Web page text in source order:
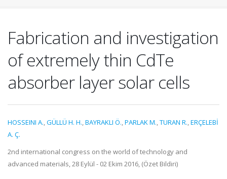
Fabrication and investigation
of extremely thin CdTe
absorber layer solar cells
HOSSEINI A.,GÜLLÜ H. H.,BAYRAKLI Ö.,PARLAK M.,TURAN R.,ERÇELEBİ
A. Ç.
2nd international congress on the world of technology and
advanced materials, 28 Eylül - 02 Ekim 2016, (Özet Bildiri)